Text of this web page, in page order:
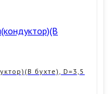
бухте), D=3,5